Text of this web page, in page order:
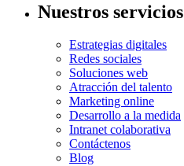
Nuestros servicios
Estrategias digitales
Redes sociales
Soluciones web
Atracción del talento
Marketing online
Desarrollo a la medida
Intranet colaborativa
Contáctenos
Blog